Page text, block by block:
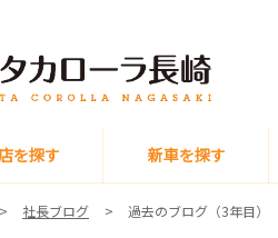
を探す 新車を探す
社長ブログ 過去のブログ（3年目）